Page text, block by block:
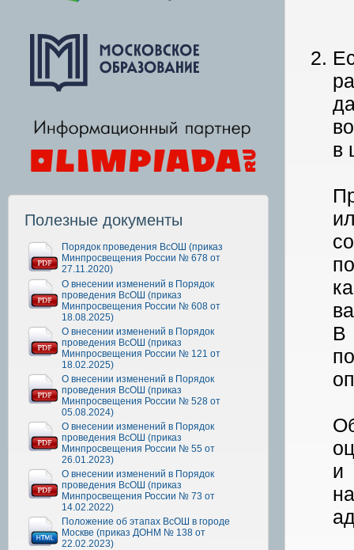
Полезные документы
Порядок проведения ВсОШ (приказ
Минпросвещения России № 678 от
27.11.2020)
О внесении изменений в Порядок
проведения ВсОШ (приказ
Минпросвещения России № 608 от
18.08.2025)
О внесении изменений в Порядок
проведения ВсОШ (приказ
Минпросвещения России № 121 от
18.02.2025)
О внесении изменений в Порядок
проведения ВсОШ (приказ
Минпросвещения России № 528 от
05.08.2024)
О внесении изменений в Порядок
проведения ВсОШ (приказ
Минпросвещения России № 55 от
26.01.2023)
О внесении изменений в Порядок
проведения ВсОШ (приказ
Минпросвещения России № 73 от
14.02.2022)
Положение об этапах ВсОШ в городе
Москве (приказ ДОНМ № 138 от
22.02.2023)
в
В
и